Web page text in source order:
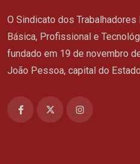
O Sindicato dos Trabalhadores
Básica, Profissional e
fundado em 19 de novembro
João Pessoa, capital do